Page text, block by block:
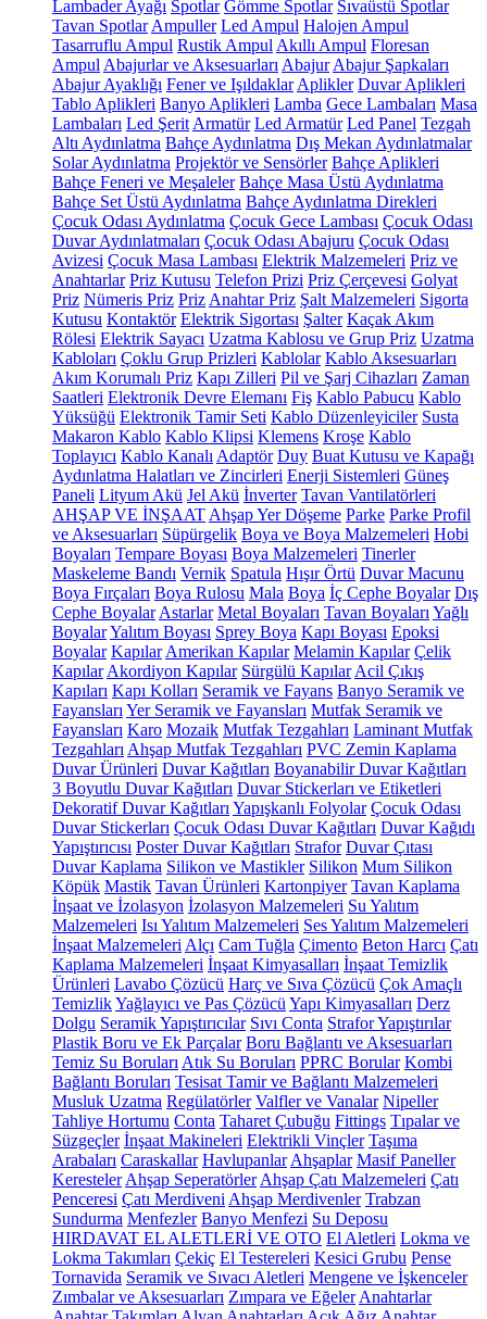
Lambader Ayağı Spotlar Gömme Spotlar Sıvaüstü Spotlar
Tavan Spotlar Ampuller Led Ampul Halojen Ampul
Tasarruflu Ampul Rustik Ampul Akıllı Ampul Floresan
Ampul Abajurlar ve Aksesuarları Abajur Abajur Şapkaları
Abajur Ayaklığı Fener ve Işıldaklar Aplikler Duvar Aplikleri
Tablo Aplikleri Banyo Aplikleri Lamba Gece Lambaları Masa
Lambaları Led Şerit Armatür Led Armatür Led Panel Tezgah
Altı Aydınlatma Bahçe Aydınlatma Dış Mekan Aydınlatmalar
Solar Aydınlatma Projektör ve Sensörler Bahçe Aplikleri
Bahçe Feneri ve Meşaleler Bahçe Masa Üstü Aydınlatma
Bahçe Set Üstü Aydınlatma Bahçe Aydınlatma Direkleri
Çocuk Odası Aydınlatma Çocuk Gece Lambası Çocuk Odası
Duvar Aydınlatmaları Çocuk Odası Abajuru Çocuk Odası
Avizesi Çocuk Masa Lambası Elektrik Malzemeleri Priz ve
Anahtarlar Priz Kutusu Telefon Prizi Priz Çerçevesi Golyat
Priz Nümeris Priz Priz Anahtar Priz Şalt Malzemeleri Sigorta
Kutusu Kontaktör Elektrik Sigortası Şalter Kaçak Akım
Rölesi Elektrik Sayacı Uzatma Kablosu ve Grup Priz Uzatma
Kabloları Çoklu Grup Prizleri Kablolar Kablo Aksesuarları
Akım Korumalı Priz Kapı Zilleri Pil ve Şarj Cihazları Zaman
Saatleri Elektronik Devre Elemanı Fiş Kablo Pabucu Kablo
Yüksüğü Elektronik Tamir Seti Kablo Düzenleyiciler Susta
Makaron Kablo Kablo Klipsi Klemens Kroşe Kablo
Toplayıcı Kablo Kanalı Adaptör Duy Buat Kutusu ve Kapağı
Aydınlatma Halatları ve Zincirleri Enerji Sistemleri Güneş
Paneli Lityum Akü Jel Akü İnverter Tavan Vantilatörleri
AHŞAP VE İNŞAAT Ahşap Yer Döşeme Parke Parke Profil
ve Aksesuarları Süpürgelik Boya ve Boya Malzemeleri Hobi
Boyaları Tempare Boyası Boya Malzemeleri Tinerler
Maskeleme Bandı Vernik Spatula Hışır Örtü Duvar Macunu
Boya Fırçaları Boya Rulosu Mala Boya İç Cephe Boyalar Dış
Cephe Boyalar Astarlar Metal Boyaları Tavan Boyaları Yağlı
BoyalarYalıtım Boyası Sprey Boya Kapı Boyası Epoksi
Boyalar Kapılar Amerikan Kapılar Melamin Kapılar Çelik
Kapılar Akordiyon Kapılar Sürgülü Kapılar Acil Çıkış
Kapıları Kapı Kolları Seramik ve Fayans Banyo Seramik ve
Fayansları Yer Seramik ve Fayansları Mutfak Seramik ve
Fayansları Karo Mozaik Mutfak Tezgahları Laminant Mutfak
Tezgahları Ahşap Mutfak Tezgahları PVC Zemin Kaplama
Duvar Ürünleri Duvar Kağıtları Boyanabilir Duvar Kağıtları
3 Boyutlu Duvar Kağıtları Duvar Stickerları ve Etiketleri
Dekoratif Duvar Kağıtları Yapışkanlı Folyolar Çocuk Odası
Duvar Stickerları Çocuk Odası Duvar Kağıtları Duvar Kağıdı
Yapıştırıcısı Poster Duvar Kağıtları Strafor Duvar Çıtası
Duvar Kaplama Silikon ve Mastikler Silikon Mum Silikon
Köpük Mastik Tavan Ürünleri Kartonpiyer Tavan Kaplama
İnşaat ve İzolasyon İzolasyon Malzemeleri Su Yalıtım
Malzemeleri Isı Yalıtım Malzemeleri Ses Yalıtım Malzemeleri
İnşaat Malzemeleri Alçı Cam Tuğla Çimento Beton Harcı Çatı
Kaplama Malzemeleri İnşaat Kimyasalları İnşaat Temizlik
Ürünleri Lavabo Çözücü Harç ve Sıva Çözücü Çok Amaçlı
TemizlikYağlayıcı ve Pas Çözücü Yapı Kimyasalları Derz
Dolgu Seramik Yapıştırıcılar Sıvı Conta Strafor Yapıştırılar
Plastik Boru ve Ek Parçalar Boru Bağlantı ve Aksesuarları
Temiz Su Boruları Atık Su Boruları PPRC Borular Kombi
Bağlantı Boruları Tesisat Tamir ve Bağlantı Malzemeleri
Musluk Uzatma Regülatörler Valfler ve Vanalar Nipeller
Tahliye Hortumu Conta Taharet Çubuğu Fittings Tıpalar ve
Süzgeçler İnşaat Makineleri Elektrikli Vinçler Taşıma
Arabaları Caraskallar Havlupanlar Ahşaplar Masif Paneller
Keresteler Ahşap Seperatörler Ahşap Çatı Malzemeleri Çatı
Penceresi Çatı Merdiveni Ahşap Merdivenler Trabzan
Sundurma Menfezler Banyo Menfezi Su Deposu
HIRDAVAT EL ALETLERİ VE OTO El Aletleri Lokma ve
Lokma Takımları Çekiç El Testereleri Kesici Grubu Pense
Tornavida Seramik ve Sıvacı Aletleri Mengene ve İşkenceler
Zımbalar ve Aksesuarları Zımpara ve Eğeler Anahtarlar